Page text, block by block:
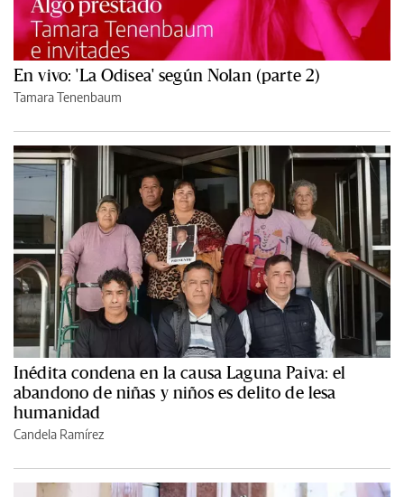
En vivo: 'La Odisea' según Nolan (parte 2)
Tamara Tenenbaum
Inédita condena en la causa Laguna Paiva: el
abandono de niñas y niños es delito de lesa
humanidad
Candela Ramírez